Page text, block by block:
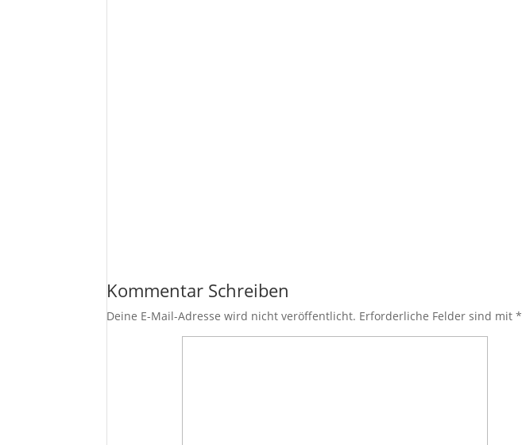
Kommentar Schreiben
Deine E-Mail-Adresse wird nicht veröffentlicht. Erforderliche Felder sind mit*